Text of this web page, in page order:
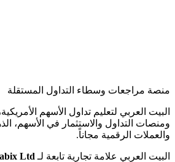
منصة مراجعات وسطاء التداول المستقلة
البيت العربي لتعليم تداول الأسهم
ومنصات التداول والاستثمار في الأسهم،
والعملات الرقمية مجاناً.
البيت العربي علامة تجارية تابعة لـ Ltd